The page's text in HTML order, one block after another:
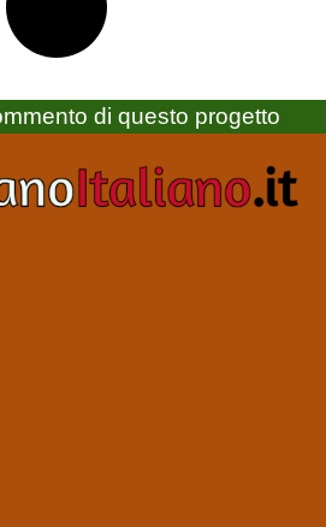
di questo progetto